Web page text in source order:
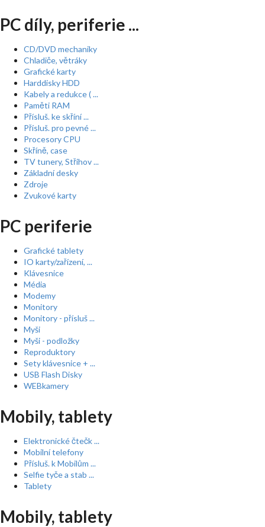
PC díly, periferie ...
CD/DVD mechaniky
Chladiče, větráky
Grafické karty
Harddisky HDD
Kabely a redukce ( ...
Paměti RAM
Přísluš. ke skříní ...
Přísluš. pro pevné ...
Procesory CPU
Skříně, case
TV tunery, Střihov ...
Základní desky
Zdroje
Zvukové karty
PC periferie
Grafické tablety
IO karty/zařízení, ...
Klávesnice
Média
Modemy
Monitory
Monitory - přísluš ...
Myši
Myši - podložky
Reproduktory
Sety klávesnice + ...
USB Flash Disky
WEBkamery
Mobily, tablety
Elektronické čtečk ...
Mobilní telefony
Přísluš. k Mobilům ...
Selfie tyče a stab ...
Tablety
Mobily, tablety